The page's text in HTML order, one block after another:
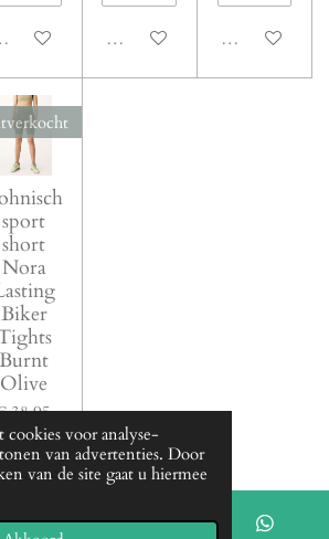
voor analyse-
van advertenties. Door
van de site gaat u hiermee
Uitverkocht Uitverkocht
sport
short
Nora
Biker
Burnt
Olive
38,95